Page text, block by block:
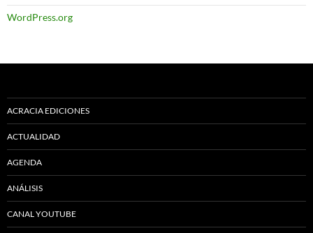
WordPress.org
ACRACIA EDICIONES
ACTUALIDAD
AGENDA
ANÁLISIS
CANAL YOUTUBE